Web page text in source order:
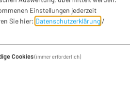
Einstellungen jederzeit
Sie hier: Datenschutzerklärung /
Cookies(immer erforderlich)